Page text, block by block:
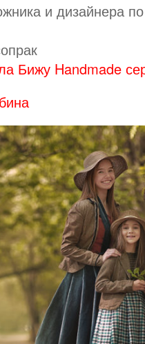
и дизайнера
Бижу Handmade